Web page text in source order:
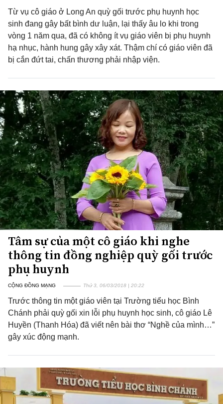
Từ vụ cô giáo ở Long An quỳ gối trước phụ huynh học
sinh đang gây bất bình dư luận, lại thấy âu lo khi trong
vòng 1 năm qua, đã có không ít vụ giáo viên bị phụ huynh
hạ nhục, hành hung gây xây xát. Thậm chí có giáo viên đã
bị cắn đứt tai, chấn thương phải nhập viện.
Tâm sự của một cô giáo khi nghe
thông tin đồng nghiệp quỳ gối trước
phụ huynh
CỘNG ĐỒNG MẠNG Thứ 3, 06/03/2018 | 20:22
Trước thông tin một giáo viên tại Trường tiểu học Bình
Chánh phải quỳ gối xin lỗi phụ huynh học sinh, cô giáo Lê
Huyền (Thanh Hóa) đã viết nên bài thơ “Nghề của mình…”
gây xúc động mạnh.